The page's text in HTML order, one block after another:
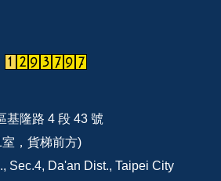
基隆路 4 段 43 號
，貨梯前方)
Sec.4, Da'an Dist., Taipei City